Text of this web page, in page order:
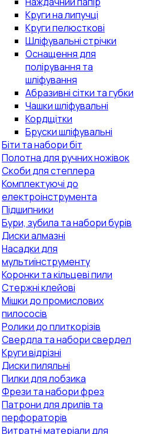
Круги на липучці
Круги пелюсткові
Шліфувальні стрічки
Оснащення для
полірування та
шліфування
Абразивні сітки та губки
Чашки шліфувальні
Кордщітки
Бруски шліфувальні
Біти та набори біт
Полотна для ручних ножівок
Скоби для степлера
Комплектуючі до
електроінструмента
Підшипники
Бури, зубила та набори бурів
Диски алмазні
Насадки для
мультиінструменту
Коронки та кільцеві пили
Стержні клейові
Мішки до промислових
пилососів
Ролики до плиткорізів
Свердла та набори свердел
Круги відрізні
Диски пиляльні
Пилки для лобзика
Фрези та набори фрез
Патрони для дрилів та
перфораторів
Витратні матеріали для